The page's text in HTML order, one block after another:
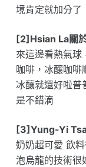
境肯定就加分了
[2]Hsian La關
來這邊看熱氣球
咖啡，冰釀咖啡
冰釀就還好啦普
是不錯滴
[3]Yung-Yi
奶奶超可愛 飲
泡烏龍的技術